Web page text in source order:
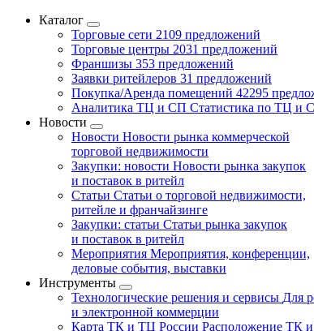
Каталог
Торговые сети 2109 предложений
Торговые центры 2031 предложений
Франшизы 353 предложений
Заявки ритейлеров 31 предложений
Покупка/Аренда помещений 42295
Аналитика ТЦ и СП Статистика по ТЦ и
Новости
Новости Новости рынка коммерческой
торговой недвижимости
Закупки: новости Новости рынка закупок
и поставок в ритейл
Статьи Статьи о торговой недвижимости,
ритейле и франчайзинге
Закупки: статьи Статьи рынка закупок
и поставок в ритейл
Мероприятия Мероприятия, конференции,
деловые события, выставки
Инструменты
Технологические решения и сервисы Для
и электронной коммерции
Карта ТК и ТЦ России Расположение ТК